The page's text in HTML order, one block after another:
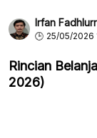
Irfan
25/05/2026
Rincian
2026)